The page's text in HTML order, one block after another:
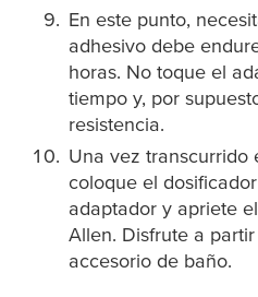
En este punto,
adhesivo debe
horas. No toque el
tiempo y, por
resistencia.
Una vez transcurrido
coloque el
adaptador y apriete
Allen. Disfrute a
accesorio de baño.